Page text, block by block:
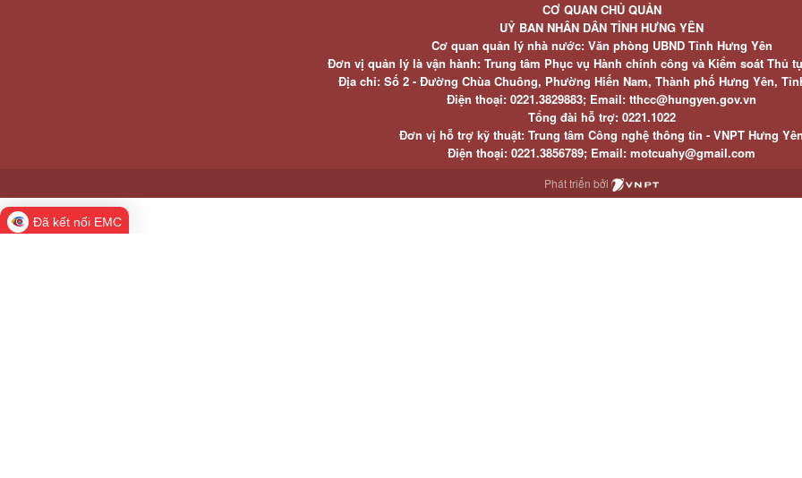
CƠ QUAN CHỦ QUẢN
UỶ BAN NHÂN DÂN TỈNH HƯNG YÊN
Cơ quan quản lý nhà nước: Văn phòng UBND Tỉnh Hưng Yên
Đơn vị quản lý là vận hành: Trung tâm Phục vụ Hành chính công và Kiểm soát Thủ
Địa chỉ: Số 2 - Đường Chùa Chuông, Phường Hiến Nam, Thành phố Hưng Yên,
Điện thoại: 0221.3829883; Email: tthcc@hungyen.gov.vn
Tổng đài hỗ trợ: 0221.1022
Đơn vị hỗ trợ kỹ thuật: Trung tâm Công nghệ thông tin - VNPT Hưng Yên
Điện thoại: 0221.3856789; Email: motcuahy@gmail.com
Phát triển bởi
Đã kết nối EMC